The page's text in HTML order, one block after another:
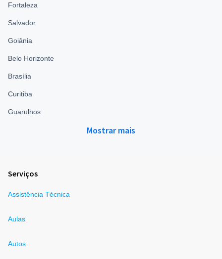
Fortaleza
Salvador
Goiânia
Belo Horizonte
Brasília
Curitiba
Guarulhos
Mostrar mais
Serviços
Assistência Técnica
Aulas
Autos